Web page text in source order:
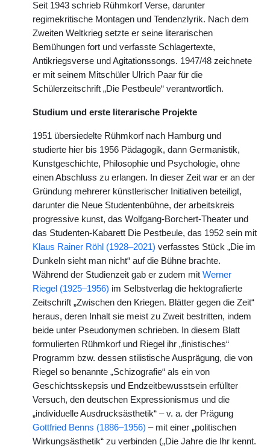
Seit 1943 schrieb Rühmkorf Verse, darunter
regimekritische Montagen und Tendenzlyrik. Nach dem
Zweiten Weltkrieg setzte er seine literarischen
Bemühungen fort und verfasste Schlagertexte,
Antikriegsverse und Agitationssongs. 1947/48 zeichnete
er mit seinem Mitschüler Ulrich Paar für die
Schülerzeitschrift „Die Pestbeule“ verantwortlich.
Studium und erste literarische Projekte
1951 übersiedelte Rühmkorf nach Hamburg und
studierte hier bis 1956 Pädagogik, dann Germanistik,
Kunstgeschichte, Philosophie und Psychologie, ohne
einen Abschluss zu erlangen. In dieser Zeit war er an der
Gründung mehrerer künstlerischer Initiativen beteiligt,
darunter die Neue Studentenbühne, der arbeitskreis
progressive kunst, das Wolfgang-Borchert-Theater und
das Studenten-Kabarett Die Pestbeule, das 1952 sein mit
Klaus Rainer Röhl (1928–2021) verfasstes Stück „Die im
Dunkeln sieht man nicht“ auf die Bühne brachte.
Während der Studienzeit gab er zudem mit Werner
Riegel (1925–1956) im Selbstverlag die hektografierte
Zeitschrift „Zwischen den Kriegen. Blätter gegen die Zeit“
heraus, deren Inhalt sie meist zu Zweit bestritten, indem
beide unter Pseudonymen schrieben. In diesem Blatt
formulierten Rühmkorf und Riegel ihr „finistisches“
Programm bzw. dessen stilistische Ausprägung, die von
Riegel so benannte „Schizografie“ als ein von
Geschichtsskepsis und Endzeitbewusstsein erfüllter
Versuch, den deutschen Expressionismus und die
„individuelle Ausdrucksästhetik“ – v. a. der Prägung
Gottfried Benns (1886–1956) – mit einer „politischen
Wirkungsästhetik“ zu verbinden („Die Jahre die Ihr kennt.